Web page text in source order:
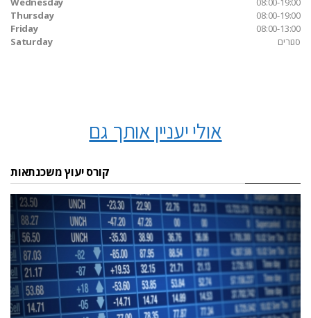
Thursday
08:00-19:00
Friday
08:00-13:00
Saturday
סגורים
אולי יעניין אותך גם
קורס יעוץ משכנתאות